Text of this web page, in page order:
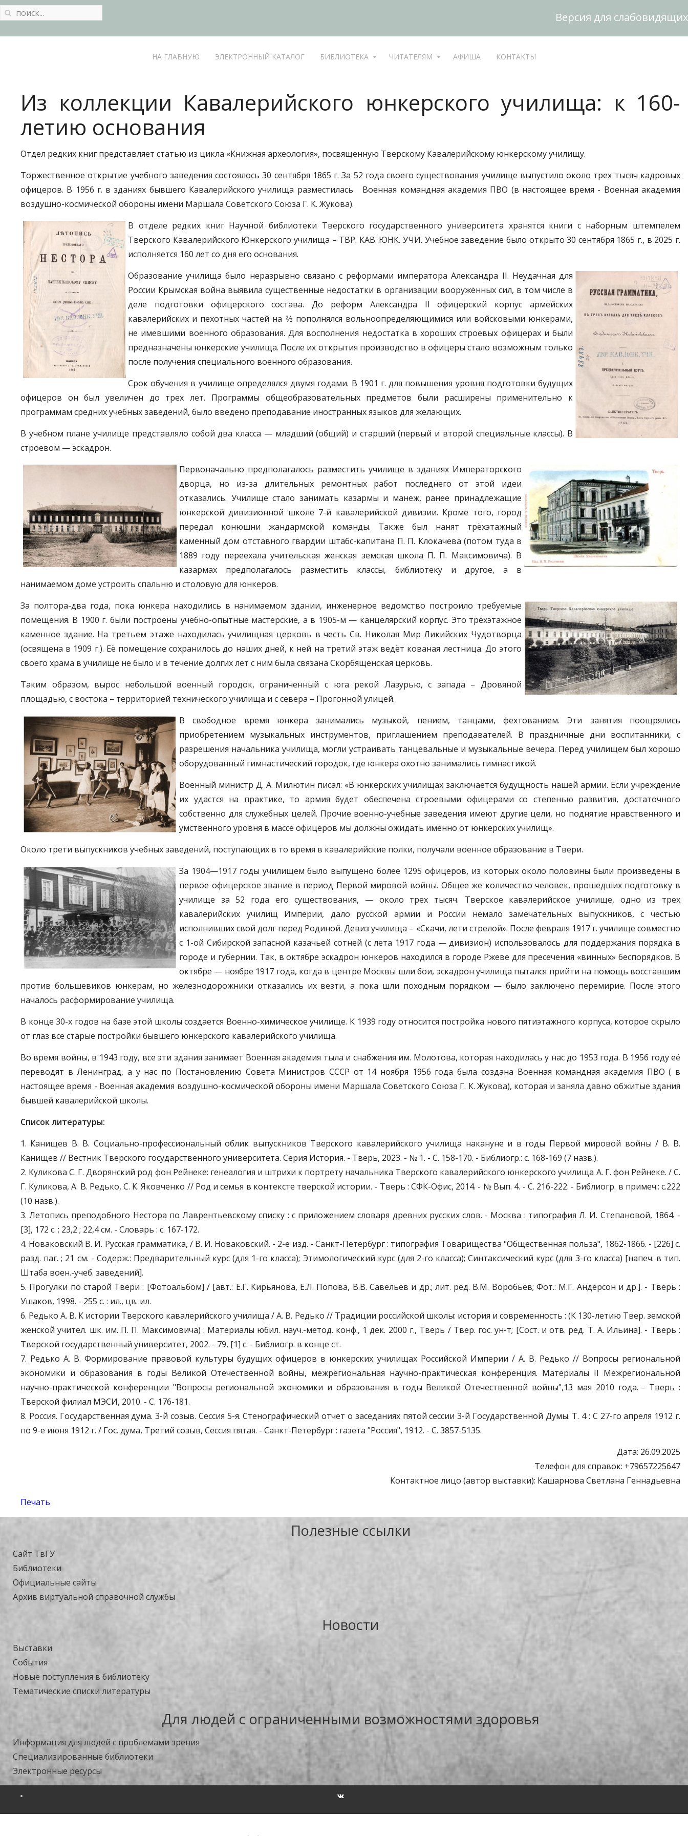
Версия для слабовидящих
НА ГЛАВНУЮ ЭЛЕКТРОННЫЙ КАТАЛОГ БИБЛИОТЕКА ЧИТАТЕЛЯМ АФИША КОНТАКТЫ
Из коллекции Кавалерийского юнкерского училища: к 160-
летию основания
Отдел редких книг представляет статью из цикла «Книжная археология», посвященную Тверскому Кавалерийскому юнкерскому училищу.
Торжественное открытие учебного заведения состоялось 30 сентября 1865 г. За 52 года своего существования училище выпустило около трех тысяч кадровых
офицеров. В 1956 г. в зданиях бывшего Кавалерийского училища разместилась Военная командная академия ПВО (в настоящее время - Военная академия
воздушно-космической обороны имени Маршала Советского Союза Г. К. Жукова).
В отделе редких книг Научной библиотеки Тверского государственного университета хранятся книги с наборным штемпелем
Тверского Кавалерийского Юнкерского училища – ТВР. КАВ. ЮНК. УЧИ. Учебное заведение было открыто 30 сентября 1865 г., в 2025 г.
исполняется 160 лет со дня его основания.
Образование училища было неразрывно связано с реформами императора Александра II. Неудачная для
России Крымская война выявила существенные недостатки в организации вооружённых сил, в том числе в
деле подготовки офицерского состава. До реформ Александра II офицерский корпус армейских
кавалерийских и пехотных частей на 2⁄3 пополнялся вольноопределяющимися или войсковыми юнкерами,
не имевшими военного образования. Для восполнения недостатка в хороших строевых офицерах и были
предназначены юнкерские училища. После их открытия производство в офицеры стало возможным только
после получения специального военного образования.
Срок обучения в училище определялся двумя годами. В 1901 г. для повышения уровня подготовки будущих
офицеров он был увеличен до трех лет. Программы общеобразовательных предметов были расширены применительно к
программам средних учебных заведений, было введено преподавание иностранных языков для желающих.
В учебном плане училище представляло собой два класса — младший (общий) и старший (первый и второй специальные классы). В
строевом — эскадрон.
Первоначально предполагалось разместить училище в зданиях Императорского
дворца, но из-за длительных ремонтных работ последнего от этой идеи
отказались. Училище стало занимать казармы и манеж, ранее принадлежащие
юнкерской дивизионной школе 7-й кавалерийской дивизии. Кроме того, город
передал конюшни жандармской команды. Также был нанят трёхэтажный
каменный дом отставного гвардии штабс-капитана П. П. Клокачева (потом туда в
1889 году переехала учительская женская земская школа П. П. Максимовича). В
казармах предполагалось разместить классы, библиотеку и другое, а в
нанимаемом доме устроить спальню и столовую для юнкеров.
За полтора-два года, пока юнкера находились в нанимаемом здании, инженерное ведомство построило требуемые
помещения. В 1900 г. были построены учебно-опытные мастерские, а в 1905-м — канцелярский корпус. Это трёхэтажное
каменное здание. На третьем этаже находилась училищная церковь в честь Св. Николая Мир Ликийских Чудотворца
(освящена в 1909 г.). Её помещение сохранилось до наших дней, к ней на третий этаж ведёт кованая лестница. До этого
своего храма в училище не было и в течение долгих лет с ним была связана Скорбященская церковь.
Таким образом, вырос небольшой военный городок, ограниченный с юга рекой Лазурью, с запада – Дровяной
площадью, с востока – территорией технического училища и с севера – Прогонной улицей.
В свободное время юнкера занимались музыкой, пением, танцами, фехтованием. Эти занятия поощрялись
приобретением музыкальных инструментов, приглашением преподавателей. В праздничные дни воспитанники, с
разрешения начальника училища, могли устраивать танцевальные и музыкальные вечера. Перед училищем был хорошо
оборудованный гимнастический городок, где юнкера охотно занимались гимнастикой.
Военный министр Д. А. Милютин писал: «В юнкерских училищах заключается будущность нашей армии. Если учреждение
их удастся на практике, то армия будет обеспечена строевыми офицерами со степенью развития, достаточного
собственно для служебных целей. Прочие военно-учебные заведения имеют другие цели, но поднятие нравственного и
умственного уровня в массе офицеров мы должны ожидать именно от юнкерских училищ».
Около трети выпускников учебных заведений, поступающих в то время в кавалерийские полки, получали военное образование в Твери.
За 1904—1917 годы училищем было выпущено более 1295 офицеров, из которых около половины были произведены в
первое офицерское звание в период Первой мировой войны. Общее же количество человек, прошедших подготовку в
училище за 52 года его существования, — около трех тысяч. Тверское кавалерийское училище, одно из трех
кавалерийских училищ Империи, дало русской армии и России немало замечательных выпускников, с честью
исполнивших свой долг перед Родиной. Девиз училища – «Скачи, лети стрелой». После февраля 1917 г. училище совместно
с 1-ой Сибирской запасной казачьей сотней (с лета 1917 года — дивизион) использовалось для поддержания порядка в
городе и губернии. Так, в октябре эскадрон юнкеров находился в городе Ржеве для пресечения «винных» беспорядков. В
октябре — ноябре 1917 года, когда в центре Москвы шли бои, эскадрон училища пытался прийти на помощь восставшим
против большевиков юнкерам, но железнодорожники отказались их везти, а пока шли походным порядком — было заключено перемирие. После этого
началось расформирование училища.
В конце 30-х годов на базе этой школы создается Военно-химическое училище. К 1939 году относится постройка нового пятиэтажного корпуса, которое скрыло
от глаз все старые постройки бывшего юнкерского кавалерийского училища.
Во время войны, в 1943 году, все эти здания занимает Военная академия тыла и снабжения им. Молотова, которая находилась у нас до 1953 года. В 1956 году её
переводят в Ленинград, а у нас по Постановлению Совета Министров СССР от 14 ноября 1956 года была создана Военная командная академия ПВО ( в
настоящее время - Военная академия воздушно-космической обороны имени Маршала Советского Союза Г. К. Жукова), которая и заняла давно обжитые здания
бывшей кавалерийской школы.
Список литературы:
1. Канищев В. В. Социально-профессиональный облик выпускников Тверского кавалерийского училища накануне и в годы Первой мировой войны / В. В.
Канищев // Вестник Тверского государственного университета. Серия История. - Тверь, 2023. - № 1. - С. 158-170. - Библиогр.: с. 168-169 (7 назв.).
2. Куликова С. Г. Дворянский род фон Рейнеке: генеалогия и штрихи к портрету начальника Тверского кавалерийского юнкерского училища А. Г. фон Рейнеке. / С.
Г. Куликова, А. В. Редько, С. К. Яковченко // Род и семья в контексте тверской истории. - Тверь : СФК-Офис, 2014. - № Вып. 4. - С. 216-222. - Библиогр. в примеч.: с.222
(10 назв.).
3. Летопись преподобного Нестора по Лаврентьевскому списку : c приложением словаря древних русских слов. - Москва : типография Л. И. Степановой, 1864. -
[3], 172 с. ; 23,2 ; 22,4 см. - Словарь : с. 167-172.
4. Новаковский В. И. Русская грамматика, / В. И. Новаковский. - 2-е изд. - Санкт-Петербург : типография Товарищества "Общественная польза", 1862-1866. - [226] c.
разд. паг. ; 21 см. - Содерж.: Предварительный курс (для 1-го класса); Этимологический курс (для 2-го класса); Синтаксический курс (для 3-го класса) [напеч. в тип.
Штаба воен.-учеб. заведений].
5. Прогулки по старой Твери : [Фотоальбом] / [авт.: Е.Г. Кирьянова, Е.Л. Попова, В.В. Савельев и др.; лит. ред. В.М. Воробьев; Фот.: М.Г. Андерсон и др.]. - Тверь :
Ушаков, 1998. - 255 с. : ил., цв. ил.
6. Редько А. В. К истории Тверского кавалерийского училища / А. В. Редько // Традиции российской школы: история и современность : (К 130-летию Твер. земской
женской учител. шк. им. П. П. Максимовича) : Материалы юбил. науч.-метод. конф., 1 дек. 2000 г., Тверь / Твер. гос. ун-т; [Сост. и отв. ред. Т. А. Ильина]. - Тверь :
Тверской государственный университет, 2002. - 79, [1] с. - Библиогр. в конце ст.
7. Редько А. В. Формирование правовой культуры будущих офицеров в юнкерских училищах Российской Империи / А. В. Редько // Вопросы региональной
экономики и образования в годы Великой Отечественной войны, межрегиональная научно-практическая конференция. Материалы II Межрегиональной
научно-практической конференции "Вопросы региональной экономики и образования в годы Великой Отечественной войны",13 мая 2010 года. - Тверь :
Тверской филиал МЭСИ, 2010. - С. 176-181.
8. Россия. Государственная дума. 3-й созыв. Сессия 5-я. Стенографический отчет о заседаниях пятой сессии 3-й Государственной Думы. Т. 4 : С 27-го апреля 1912 г.
по 9-е июня 1912 г. / Гос. дума, Третий созыв, Сессия пятая. - Санкт-Петербург : газета "Россия", 1912. - С. 3857-5135.
Дата: 26.09.2025
Телефон для справок: +79657225647
Контактное лицо (автор выставки): Кашарнова Светлана Геннадьевна
Печать
Полезные ссылки
Сайт ТвГУ
Библиотеки
Официальные сайты
Архив виртуальной справочной службы
Новости
Выставки
События
Новые поступления в библиотеку
Тематические списки литературы
Для людей с ограниченными возможностями здоровья
Информация для людей с проблемами зрения
Специализированные библиотеки
Электронные ресурсы